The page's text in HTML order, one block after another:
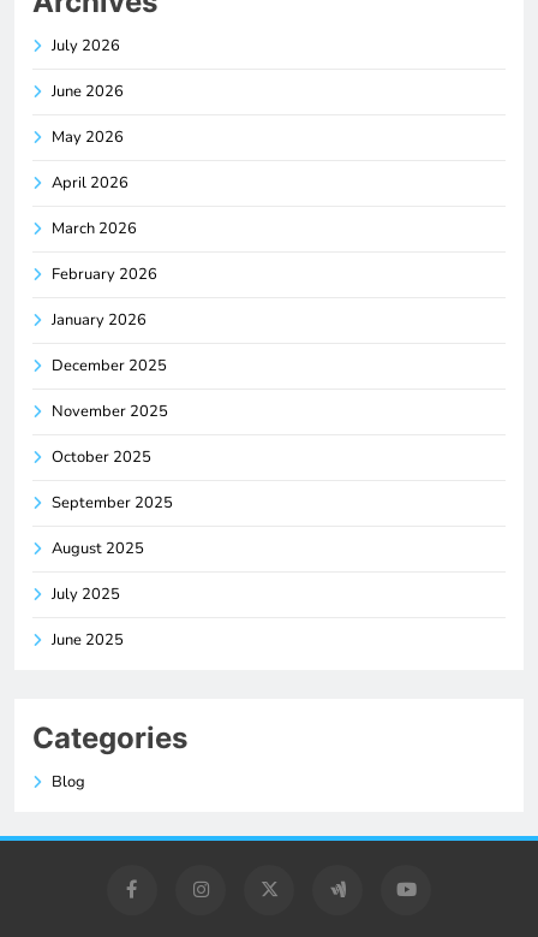
July 2026
June 2026
May 2026
April 2026
March 2026
February 2026
January 2026
December 2025
November 2025
October 2025
September 2025
August 2025
July 2025
June 2025
Categories
Blog